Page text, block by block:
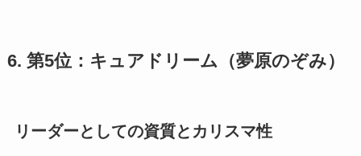
6. 第5位：キュアドリーム（夢原のぞみ）
リーダーとしての資質とカリスマ性